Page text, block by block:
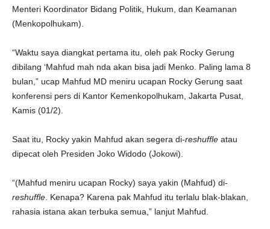
Menteri Koordinator Bidang Politik, Hukum, dan Keamanan
(Menkopolhukam).
“Waktu saya diangkat pertama itu, oleh pak Rocky Gerung
dibilang ‘Mahfud mah nda akan bisa jadi Menko. Paling lama 8
bulan,” ucap Mahfud MD meniru ucapan Rocky Gerung saat
konferensi pers di Kantor Kemenkopolhukam, Jakarta Pusat,
Kamis (01/2).
Saat itu, Rocky yakin Mahfud akan segera di-reshuffle atau
dipecat oleh Presiden Joko Widodo (Jokowi).
“(Mahfud meniru ucapan Rocky) saya yakin (Mahfud) di-
reshuffle . Kenapa? Karena pak Mahfud itu terlalu blak-blakan,
rahasia istana akan terbuka semua,” lanjut Mahfud.